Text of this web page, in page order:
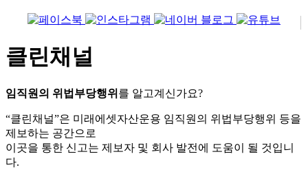
클린채널
임직원의 위법부당행위 를 알고계신가요?
“클린채널”은 미래에셋자산운용 임직원의 위법부당행위 등을
제보하는 공간으로
이곳을 통한 신고는 제보자 및 회사 발전에 도움이 될 것입니
다.